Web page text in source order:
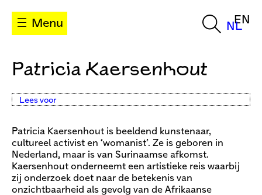
Menu NL
EN
Patricia Kaersenhout
Lees voor
Patricia Kaersenhout is beeldend kunstenaar,
cultureel activist en ‘womanist’. Ze is geboren in
Nederland, maar is van Surinaamse afkomst.
Kaersenhout onderneemt een artistieke reis waarbij
zij onderzoek doet naar de betekenis van
onzichtbaarheid als gevolg van de Afrikaanse